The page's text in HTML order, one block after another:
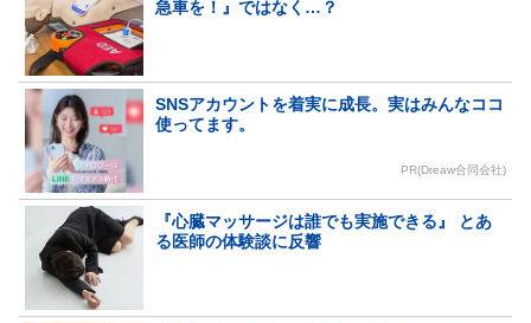
急車を！』ではなく…？
SNSアカウントを着実に成長。実はみんなココ
使ってます。
PR(Dreaw合同会社)
『心臓マッサージは誰でも実施できる』 とあ
る医師の体験談に反響